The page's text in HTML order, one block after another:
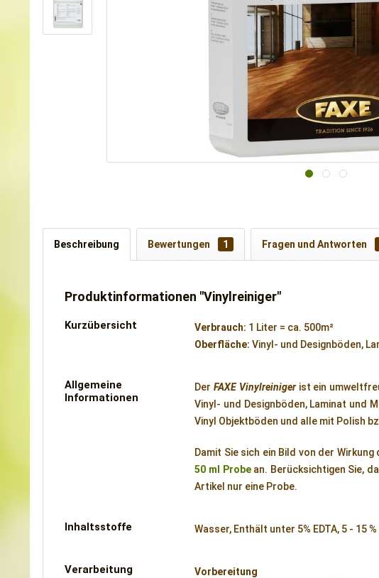
Beschreibung Bewertungen 1 Fragen und Antworten
Produktinformationen "Vinylreiniger"
Kurzübersicht Verbrauch: 1 Liter = ca. 500m²
Oberfläche:Vinyl- und Designböden,
Allgemeine
Informationen
DerFAXE Vinylreinigerist ein
Vinyl- und Designböden, Laminat und
Vinyl Objektböden und alle mit Polish
Damit Sie sich ein Bild von der
50 ml Probean. Berücksichtigen Sie,
Artikel nur eine Probe.
Inhaltsstoffe Wasser, Enthält unter 5% EDTA, 5 - 15
Verarbeitung
Vorbereitung